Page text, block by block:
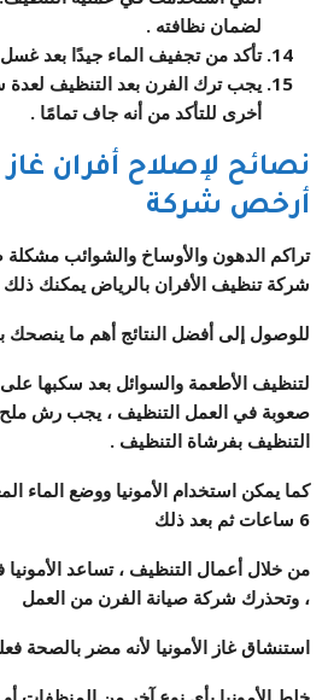
لضمان نظافته .
تأكد من تجفيف الماء جيدًا بعد غسل
يجب ترك الفرن بعد التنظيف
أخرى للتأكد من أنه جاف تمامًا .
نصائح لإصلاح أفران
أرخص شركة
تراكم الدهون والأوساخ والشوائب مشكلة
شركة تنظيف الأفران بالرياض يمكنك ذلك
للوصول إلى أفضل النتائج أهم ما ينصحك
لتنظيف الأطعمة والسوائل بعد سكبها
صعوبة في العمل التنظيف ، يجب رش ملح
التنظيف بفرشاة التنظيف .
كما يمكن استخدام الأمونيا ووضع الماء
6 ساعات ثم بعد ذلك
من خلال أعمال التنظيف ، تساعد
، وتحذرك شركة صيانة الفرن من العمل
استنشاق غاز الأمونيا لأنه مضر بالصحة